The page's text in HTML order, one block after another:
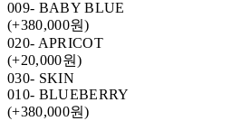
009- BABY BLUE
(+380,000원)
020- APRICOT
(+20,000원)
030- SKIN
010- BLUEBERRY
(+380,000원)